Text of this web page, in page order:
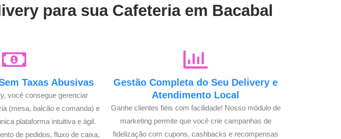
para sua Cafeteria em Bacabal
Taxas Abusivas
você consegue gerenciar
(mesa, balcão e comanda) e
plataforma intuitiva e ágil.
de pedidos, fluxo de caixa,
Gestão Completa do Seu Delivery e
Atendimento Local
Ganhe clientes fiéis com facilidade! Nosso módulo de
marketing permite que você crie campanhas de
fidelização com cupons, cashbacks e recompensas